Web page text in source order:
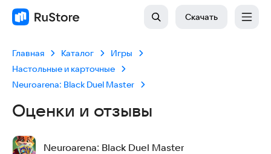
Скачать
Главная Каталог
Игры
Настольные и карточные
Neuroarena: Black Duel Master
Оценки и отзывы
Neuroarena: Black Duel Master